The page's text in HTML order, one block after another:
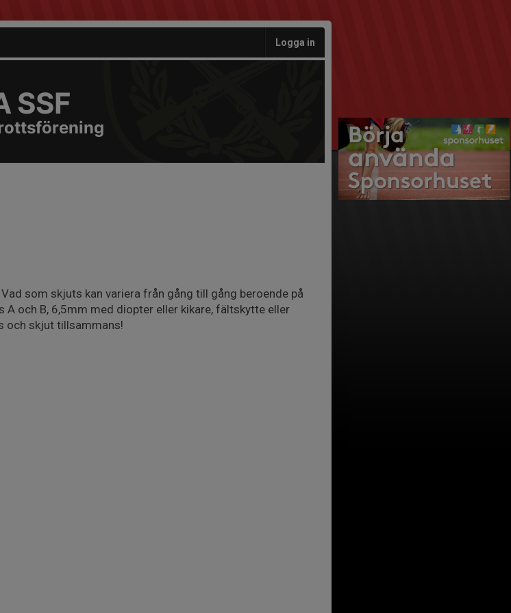
Logga in
SSF
som skjuts kan variera från gång till gång beroende på
och B, 6,5mm med diopter eller kikare, fältskytte eller
och skjut tillsammans!